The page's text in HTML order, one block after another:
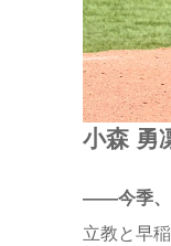
小森 勇
――今季、
立教と早